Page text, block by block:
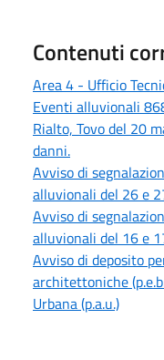
Contenuti
Area 4 - Ufficio
Eventi alluvionali
Rialto, Tovo del 20
danni.
Avviso di
alluvionali del 26 e
Avviso di
alluvionali del 16 e
Avviso di deposito
architettoniche
Urbana (p.a.u.)